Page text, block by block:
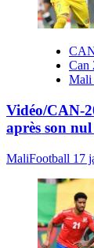
Can
Mali
Vidéo/CAN-
après son
MaliFootball 17